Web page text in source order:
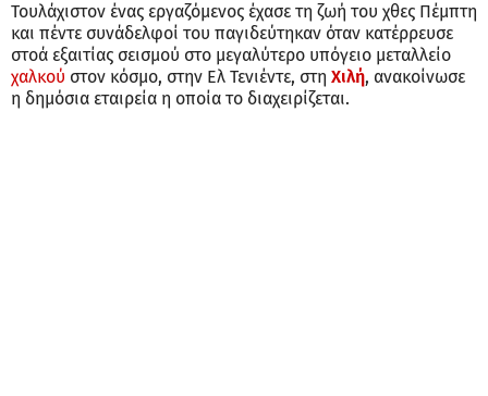
Τουλάχιστον ένας εργαζόμενος έχασε τη ζωή του χθες Πέμπτη
και πέντε συνάδελφοί του παγιδεύτηκαν όταν κατέρρευσε
στοά εξαιτίας σεισμού στο μεγαλύτερο υπόγειο μεταλλείο
χαλκού στον κόσμο, στην Ελ Τενιέντε, στη Χιλή, ανακοίνωσε
η δημόσια εταιρεία η οποία το διαχειρίζεται.